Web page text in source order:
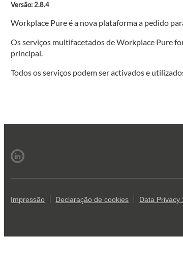
Versão: 2.8.4
Workplace Pure é a nova plataforma a pedido
Os serviços multifacetados de Workplace Pure
principal.
Todos os serviços podem ser activados e
Impressão Declaração de cookies Data Privacy